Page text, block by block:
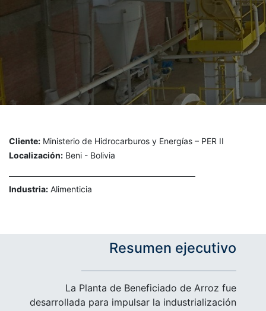
Cliente: Ministerio de Hidrocarburos y Energías – PER II
Localización: Beni - Bolivia
Industria: Alimenticia
Resumen ejecutivo
La Planta de Beneficiado de Arroz fue
desarrollada para impulsar la industrialización